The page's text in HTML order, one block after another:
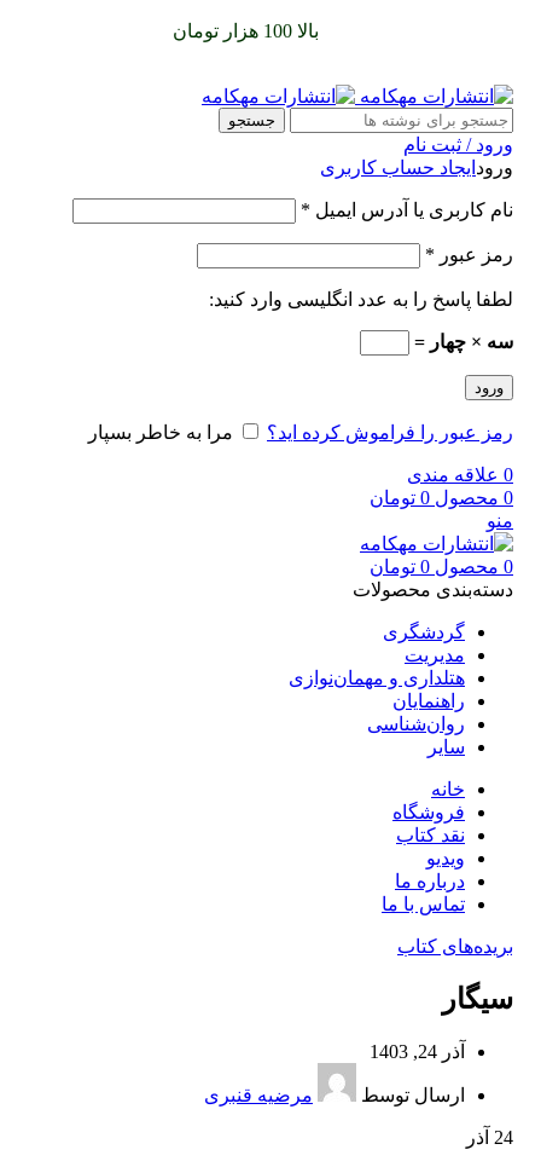
بالا 100 هزار تومان
جستجو
ورود / ثبت نام
ورود ایجاد حساب کاربری
نام کاربری یا آدرس ایمیل *
رمز عبور *
لطفا پاسخ را به عدد انگلیسی وارد کنید:
سه × چهار =
ورود
رمز عبور را فراموش کرده اید؟ مرا به خاطر بسپار
0 علاقه مندی
0 محصول 0 تومان
منو
0 محصول 0 تومان
دسته‌بندی محصولات
گردشگری
مدیریت
هتلداری و مهمان‌نوازی
راهنمایان
روان‌شناسی
سایر
خانه
فروشگاه
نقد کتاب
ویدیو
درباره‌ ما
تماس با ما
بریده‌های کتاب
سیگار
آذر 24, 1403
ارسال توسط مرضیه قنبری
24 آذر